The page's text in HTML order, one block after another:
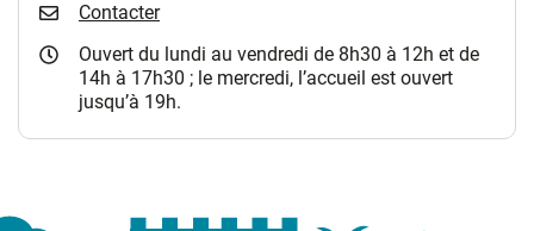
Contacter
Ouvert du lundi au vendredi de 8h30 à 12h et de
14h à 17h30 ; le mercredi, l’accueil est ouvert
jusqu’à 19h.